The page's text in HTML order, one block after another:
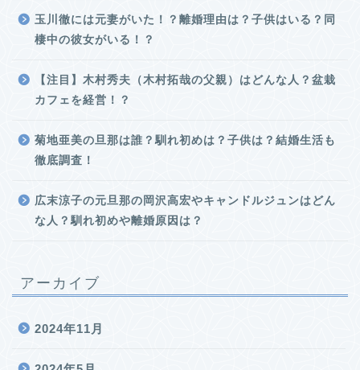
玉川徹には元妻がいた！？離婚理由は？子供はいる？同
棲中の彼女がいる！？
【注目】木村秀夫（木村拓哉の父親）はどんな人？盆栽
カフェを経営！？
菊地亜美の旦那は誰？馴れ初めは？子供は？結婚生活も
徹底調査！
広末涼子の元旦那の岡沢高宏やキャンドルジュンはどん
な人？馴れ初めや離婚原因は？
アーカイブ
2024年11月